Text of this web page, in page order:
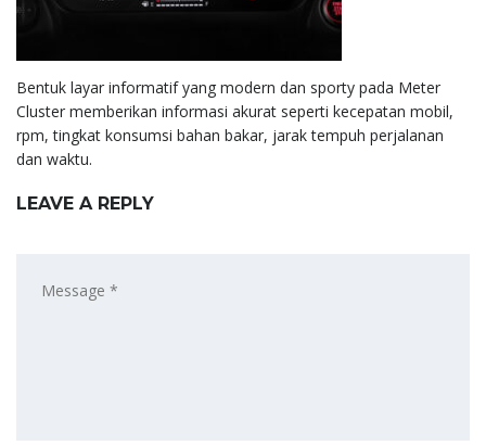
Bentuk layar informatif yang modern dan sporty pada Meter
Cluster memberikan informasi akurat seperti kecepatan mobil,
rpm, tingkat konsumsi bahan bakar, jarak tempuh perjalanan
dan waktu.
LEAVE A REPLY